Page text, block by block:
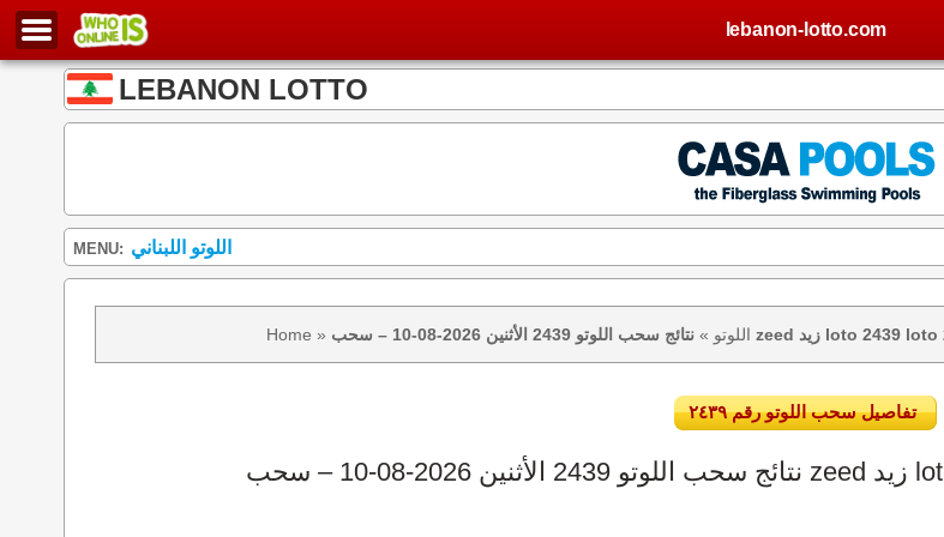
lebanon-lotto.com
LEBANON LOTTO
MENU: اللوتو اللبناني
Home » اللوتو »
تفاصيل سحب اللوتو رقم ٢٤٣٩
نتائج سحب اللوتو 2439 الأثنين 2026-08-10 – سحب zeed زيد loto 2439 loto 2439 نتيجة اللوتو الأثنين – سحب اللوتو